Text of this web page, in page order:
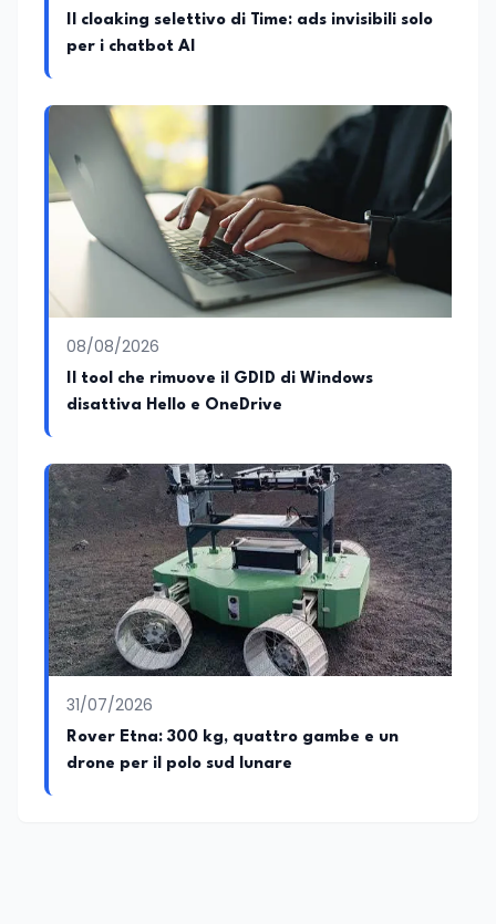
Il cloaking selettivo di Time: ads invisibili solo
per i chatbot AI
08/08/2026
Il tool che rimuove il GDID di Windows
disattiva Hello e OneDrive
31/07/2026
Rover Etna: 300 kg, quattro gambe e un
drone per il polo sud lunare